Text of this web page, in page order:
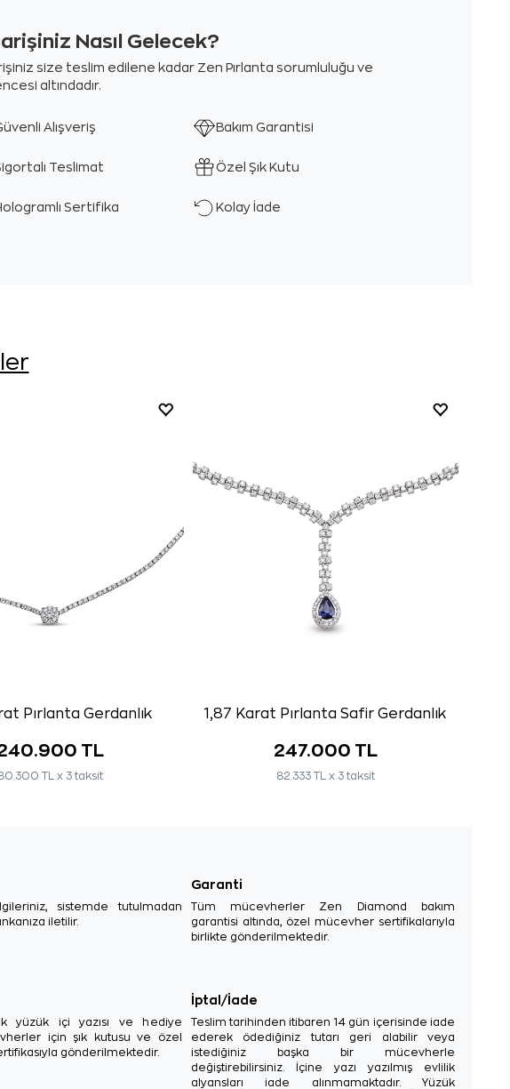
Nasıl Gelecek?
size teslim edilene kadar Zen Pırlanta sorumluluğu ve
altındadır.
Alışveriş Bakım Garantisi
Teslimat Özel Şık Kutu
Sertifika Kolay İade
Pırlanta Gerdanlık
TL
TL x 3 taksit
1,87 Karat Pırlanta Safir Gerdanlık
247.000 TL
82.333 TL x 3 taksit
sistemde tutulmadan
iletilir.
Garanti
Tüm mücevherler Zen Diamond bakım
garantisi altında, özel mücevher sertifikalarıyla
birlikte gönderilmektedir.
yüzük içi yazısı ve hediye
için şık kutusu ve özel
gönderilmektedir.
İptal/İade
Teslim tarihinden itibaren 14 gün içerisinde iade
ederek ödediğiniz tutarı geri alabilir veya
istediğiniz başka bir mücevherle
değiştirebilirsiniz. İçine yazı yazılmış evlilik
alyansları iade alınmamaktadır. Yüzük